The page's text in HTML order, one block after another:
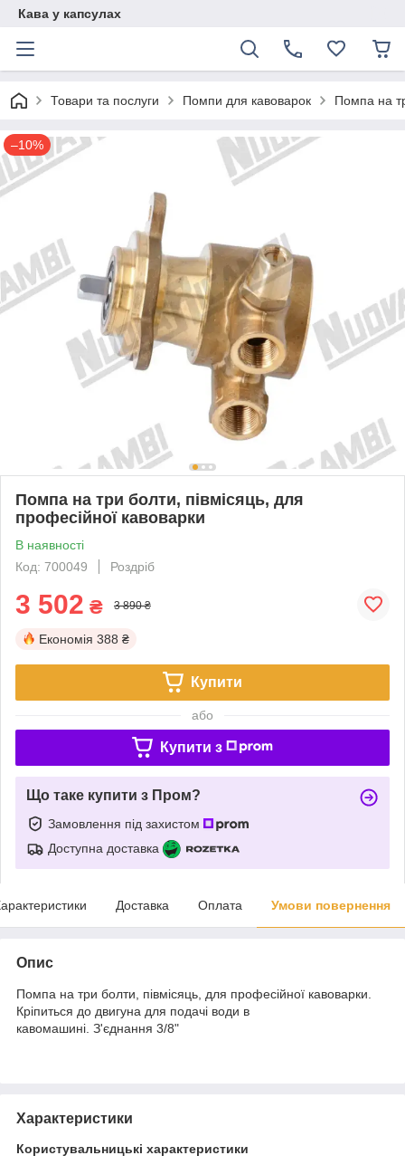
Кава у капсулах
Товари та послуги Помпи для кавоварок Помпа на
–10%
Помпа на три болти, півмісяць, для
професійної кавоварки
В наявності
Код: 700049
Роздріб
3 502 ₴ 3 890 ₴
Економія 388 ₴
Купити
або
Купити з
Що таке купити з Пром?
Замовлення під захистом
Доступна доставка
Доставка Оплата Умови повернення
Опис
Помпа на три болти, півмісяць, для професійної кавоварки.
Кріпиться до двигуна для подачі води в
кавомашині. З'єднання 3/8"
Характеристики
Користувальницькі характеристики